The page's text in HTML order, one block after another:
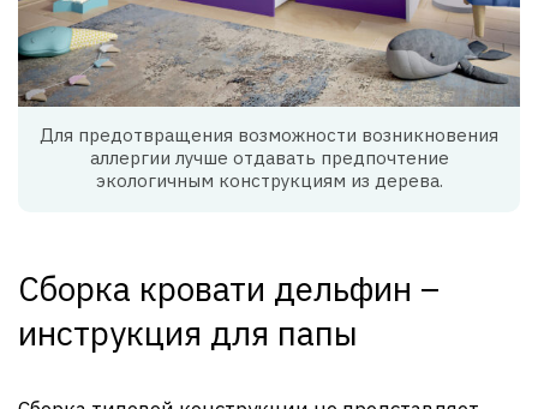
Для предотвращения возможности возникновения
аллергии лучше отдавать предпочтение
экологичным конструкциям из дерева.
Сборка кровати дельфин –
инструкция для папы